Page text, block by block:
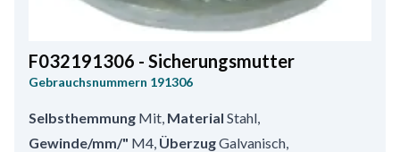
F032191306 - Sicherungsmutter
Gebrauchsnummern 191306
Selbsthemmung Mit Material Stahl
Gewinde/mm/" M4 ÜberzugGalvanisch